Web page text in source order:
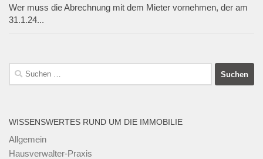
Wer muss die Abrechnung mit dem Mieter vornehmen, der am
31.1.24...
Suchen
nach:
WISSENSWERTES RUND UM DIE IMMOBILIE
Allgemein
Hausverwalter-Praxis